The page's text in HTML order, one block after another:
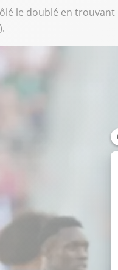
le doublé en